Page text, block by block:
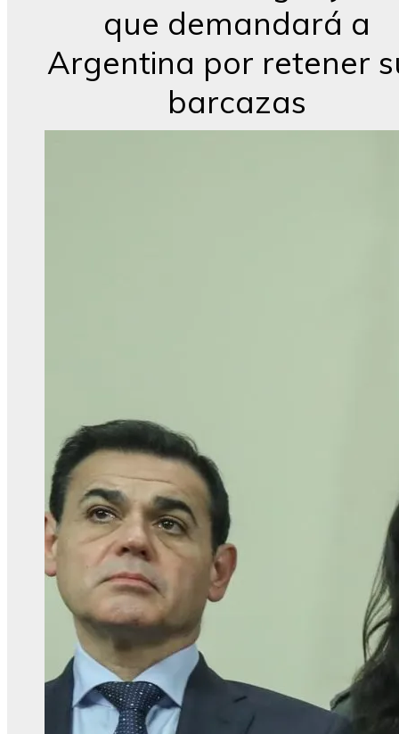
que demandará a
Argentina por retener
barcazas